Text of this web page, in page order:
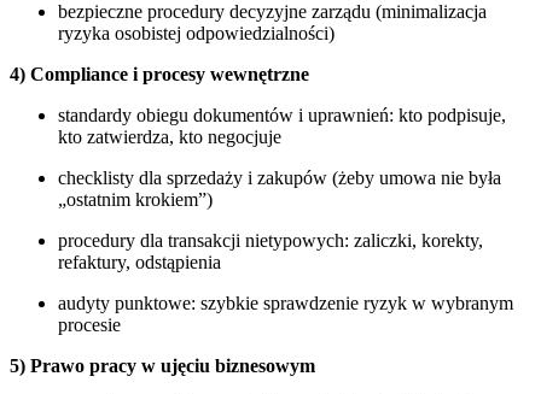
bezpieczne procedury decyzyjne zarządu (minimalizacja
ryzyka osobistej odpowiedzialności)
4) Compliance i procesy wewnętrzne
standardy obiegu dokumentów i uprawnień: kto podpisuje,
kto zatwierdza, kto negocjuje
checklisty dla sprzedaży i zakupów (żeby umowa nie była
„ostatnim krokiem”)
procedury dla transakcji nietypowych: zaliczki, korekty,
refaktury, odstąpienia
audyty punktowe: szybkie sprawdzenie ryzyk w wybranym
procesie
5) Prawo pracy w ujęciu biznesowym